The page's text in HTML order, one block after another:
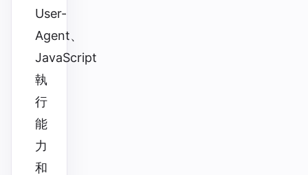
User-
Agent、
JavaScript
執
行
能
力
和